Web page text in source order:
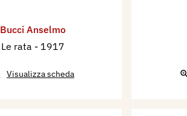
Bucci Anselmo
Le rata - 1917
Visualizza scheda